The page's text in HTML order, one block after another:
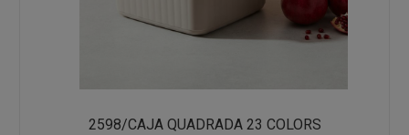
2598/CAJA QUADRADA 23 COLORS